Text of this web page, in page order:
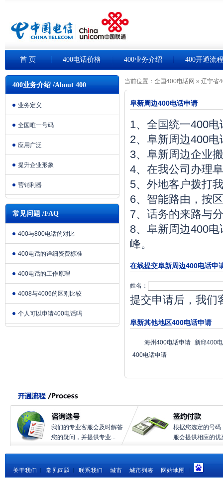
首 页 400电话价格 400业务介绍 400开通流程
400业务介绍 /About 400
业务定义
全国唯一号码
应用广泛
提升企业形象
营销利器
常见问题 /FAQ
400与800电话的对比
400电话的详细资费标准
400电话的工作原理
4008与4006的区别比较
个人可以申请400电话吗
当前位置： 全国400电话网 » 辽宁省
阜新周边400电话申请
1、全国统一400
2、阜新周边400
3、阜新周边企业
4、在我公司办理
5、外地客户拨打
6、智能路由，按
7、话务的来路与
8、阜新周边400
峰。
在线提交阜新周边400电话申
姓名：
提交申请后，我们
阜新其他地区400电话申请
海州400电话申请 新邱400
400电话申请
我们的专业客服会及时解答
您的疑问，并提供专业...
根据您选定的号码
服会提供相应的优
关于我们 常见问题 联系我们 城市 城市列表 网站地图